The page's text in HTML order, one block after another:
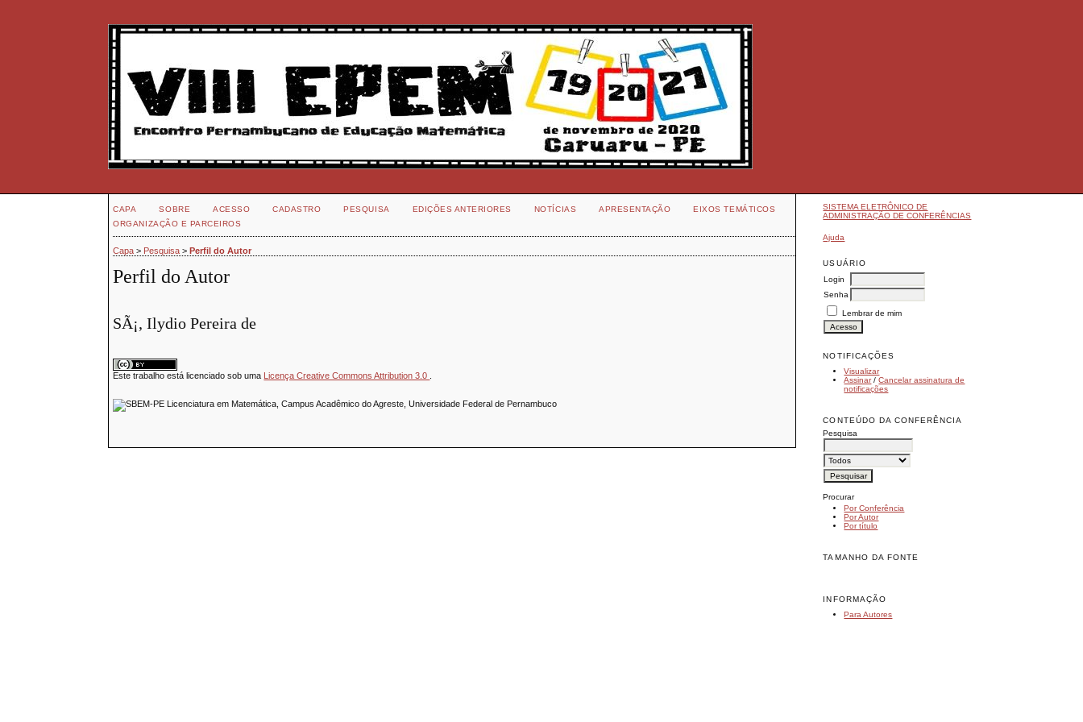
SISTEMA ELETRÔNICO DE
ADMINISTRAÇÃO DE CONFERÊNCIAS
Ajuda
USUÁRIO
Login
Senha
Lembrar de mim
NOTIFICAÇÕES
Visualizar
Assinar/Cancelar assinatura de
notificações
CONTEÚDO DA CONFERÊNCIA
Pesquisa
Procurar
Por Conferência
Por Autor
Por título
TAMANHO DA FONTE
INFORMAÇÃO
Para Autores
CAPA SOBRE ACESSO CADASTRO PESQUISA EDIÇÕES ANTERIORES NOTÍCIAS APRESENTAÇÃO
EIXOS TEMÁTICOS
ORGANIZAÇÃO E PARCEIROS
Capa > Pesquisa >Perfil do Autor
Perfil do Autor
SÃ¡, Ilydio Pereira de
Este trabalho está licenciado sob uma Licença Creative Commons Attribution 3.0